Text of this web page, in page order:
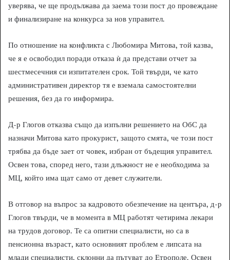
уверява, че ще продължава да заема този пост до провеждане
и финализиране на конкурса за нов управител.
По отношение на конфликта с Любомира Митова, той казва,
че я е освободил поради отказа ѝ да представи отчет за
шестмесечния си изпитателен срок. Той твърди, че като
административен директор тя е вземала самостоятелни
решения, без да го информира.
Д-р Глогов отказва също да изпълни решението на ОбС да
назначи Митова като прокурист, защото смята, че този пост
трябва да бъде зает от човек, избран от бъдещия управител.
Освен това, според него, тази длъжност не е необходима за
МЦ, който има щат само от девет служители.
В отговор на въпрос за кадровото обезпечение на центъра, д-р
Глогов твърди, че в момента в МЦ работят четирима лекари
на трудов договор. Те са опитни специалисти, но са в
пенсионна възраст, като основният проблем е липсата на
млади специалисти, склонни да пътуват до Етрополе. Освен